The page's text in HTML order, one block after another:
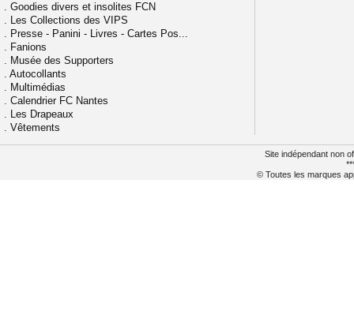
. Goodies divers et insolites FCN
. Les Collections des VIPS
. Presse - Panini - Livres - Cartes Pos...
. Fanions
. Musée des Supporters
. Autocollants
. Multimédias
. Calendrier FC Nantes
. Les Drapeaux
. Vêtements
Site indépendant non
© Toutes les marques